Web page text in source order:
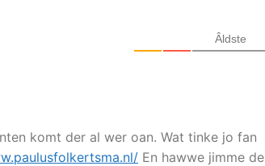
Âldste
komt der al wer oan. Wat tinke jo fan
En hawwe jimme de